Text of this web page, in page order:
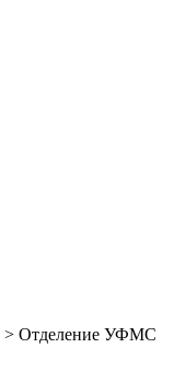
> Отделение УФМС